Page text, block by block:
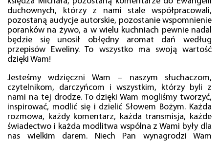
duchownych, którzy z nami stale współpracowali,
pozostaną audycje autorskie, pozostanie wspomnienie
poranków na żywo, a w wielu kuchniach pewnie nadal
będzie się unosił obłędny aromat dań według
przepisów Eweliny. To wszystko ma swoją wartość
dzięki Wam!
Jesteśmy wdzięczni Wam – naszym słuchaczom,
czytelnikom, darczyńcom i wszystkim, którzy byli z
nami na tej drodze. To dzięki Wam mogliśmy tworzyć,
inspirować, modlić się i dzielić Słowem Bożym. Każda
rozmowa, każdy komentarz, każda transmisja, każde
świadectwo i każda modlitwa wspólna z Wami były dla
nas wielkim darem. Niech Pan wynagrodzi Wam